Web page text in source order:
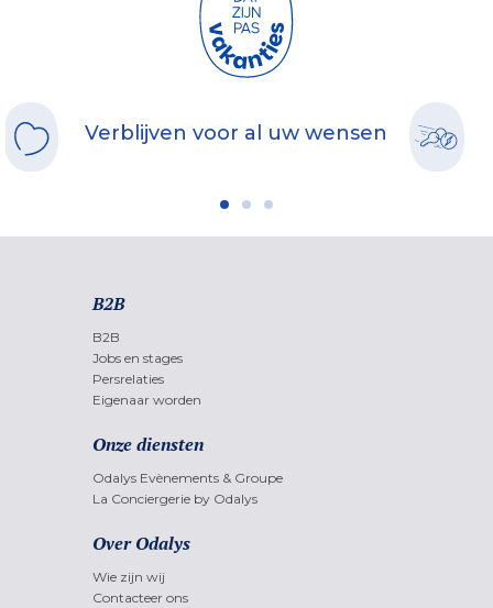
Verblijven voor al uw wensen
B2B
B2B
Jobs en stages
Persrelaties
Eigenaar worden
Onze diensten
Odalys Evènements & Groupe
La Conciergerie by Odalys
Over Odalys
Wie zijn wij
Contacteer ons